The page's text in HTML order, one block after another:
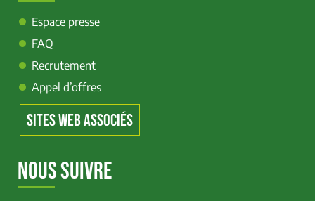
Espace presse
FAQ
Recrutement
Appel d’offres
SITES WEB ASSOCIÉS
NOUS SUIVRE